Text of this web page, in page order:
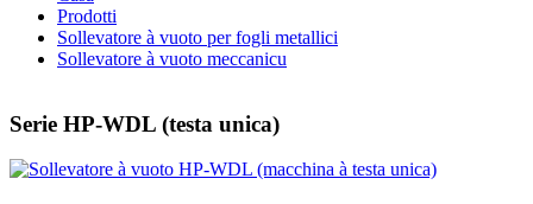
Prodotti
Sollevatore à vuoto per fogli metallici
Sollevatore à vuoto meccanicu
Serie HP-WDL (testa unica)